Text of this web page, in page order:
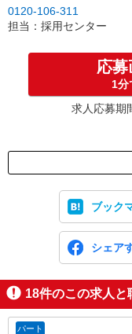
0120-106-311
担当：採用センター
応
1分
求人応募期
ブック
シェア
18件のこの求人と
パート